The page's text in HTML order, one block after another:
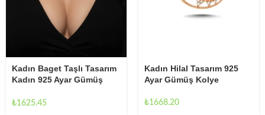
Kadın Baget Taşlı Tasarım
Kadın 925 Ayar Gümüş
₺1625.45
Kadın Hilal Tasarım 925
Ayar Gümüş Kolye
₺1668.20